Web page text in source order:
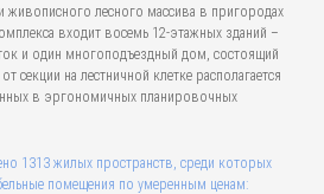
живописного лесного массива в пригородах
входит восемь 12-этажных зданий –
и один многоподъездный дом, состоящий
секции на лестничной клетке располагается
в эргономичных планировочных
1313 жилых пространств, среди которых
помещения по умеренным ценам: